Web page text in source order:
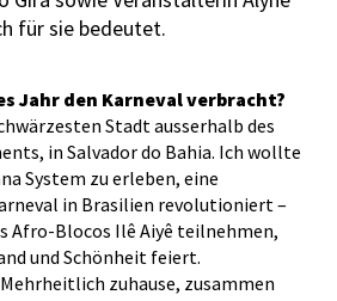
für sie bedeutet.
Jahr den Karneval verbracht?
Stadt ausserhalb des
in Salvador do Bahia. Ich wollte
System zu erleben, eine
in Brasilien revolutioniert –
Afro-Blocos Ilê Aiyê teilnehmen,
und Schönheit feiert.
Mehrheitlich zuhause, zusammen